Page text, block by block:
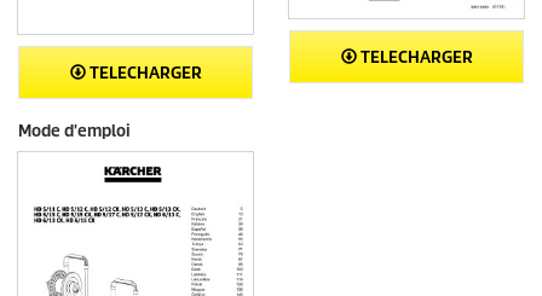
TELECHARGER
TELECHARGER
Mode d'emploi